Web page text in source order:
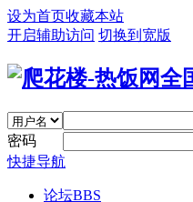
设为首页收藏本站
开启辅助访问 切换到宽版
密码
快捷导航
论坛BBS